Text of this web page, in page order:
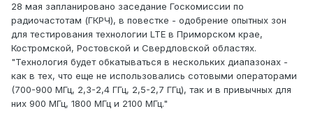
28 мая запланировано заседание Госкомиссии по
радиочастотам (ГКРЧ), в повестке - одобрение опытных зон
для тестирования технологии LTE в Приморском крае,
Костромской, Ростовской и Свердловской областях.
"Технология будет обкатываться в нескольких диапазонах -
как в тех, что еще не использовались сотовыми операторами
(700-900 МГц, 2,3-2,4 ГГц, 2,5-2,7 ГГц), так и в привычных для
них 900 МГц, 1800 МГц и 2100 МГц."